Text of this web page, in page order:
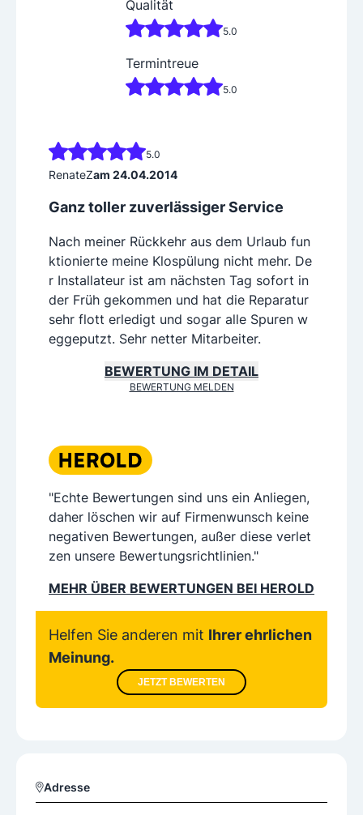
Qualität
5.0
Termintreue
5.0
5.0
RenateZam 24.04.2014
Ganz toller zuverlässiger Service
Nach meiner Rückkehr aus dem Urlaub fun
ktionierte meine Klospülung nicht mehr. De
r Installateur ist am nächsten Tag sofort in
der Früh gekommen und hat die Reparatur
sehr flott erledigt und sogar alle Spuren w
eggeputzt. Sehr netter Mitarbeiter.
BEWERTUNG IM DETAIL
BEWERTUNG MELDEN
"Echte Bewertungen sind uns ein Anliegen,
daher löschen wir auf Firmenwunsch keine
negativen Bewertungen, außer diese verlet
zen unsere Bewertungsrichtlinien."
MEHR ÜBER BEWERTUNGEN BEI HEROLD
Helfen Sie anderen mit Ihrer ehrlichen
Meinung.
JETZT BEWERTEN
Adresse